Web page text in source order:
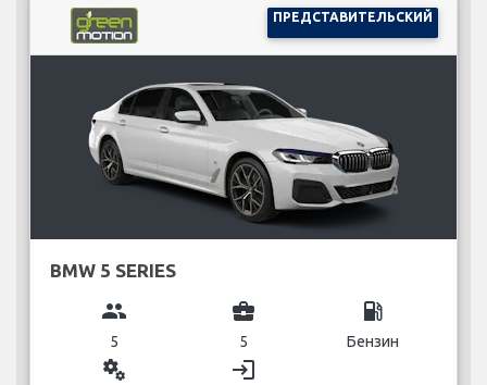
ПРЕДСТАВИТЕЛЬСКИЙ
BMW 5 SERIES
group
5
business_center
5
local_gas_station
Бензин
miscellaneous_services login